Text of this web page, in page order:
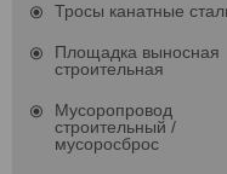
Тросы канатные
Площадка выносная
строительная
Мусоропровод
строительный /
мусоросброс